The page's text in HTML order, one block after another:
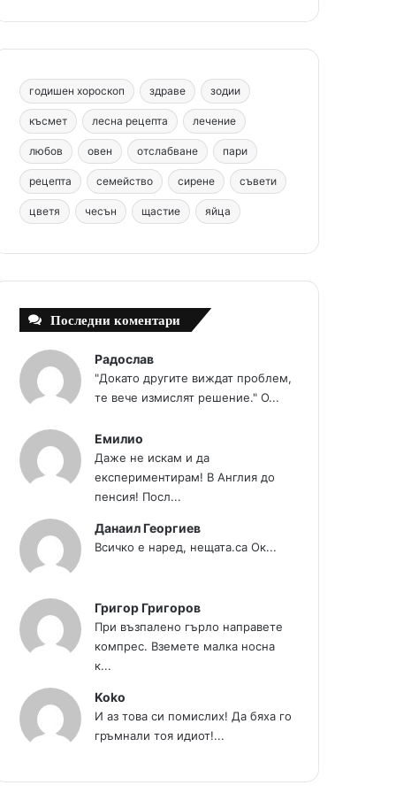
o
o
k
r
e
s
t
b
e
g
r
a
m
m
годишен хороскоп здраве зодии
късмет лесна рецепта лечение
любов овен отслабване пари
рецепта семейство сирене съвети
цветя чесън щастие яйца
Последни коментари
Радослав
"Докато другите виждат проблем,
те вече измислят решение." О...
Емилио
Даже не искам и да
експериментирам! В Англия до
пенсия! Посл...
Данаил Георгиев
Всичко е наред, нещата.са Ок...
Григор Григоров
При възпалено гърло направете
компрес. Вземете малка носна
к...
Koko
И аз това си помислих! Да бяха го
гръмнали тоя идиот!...